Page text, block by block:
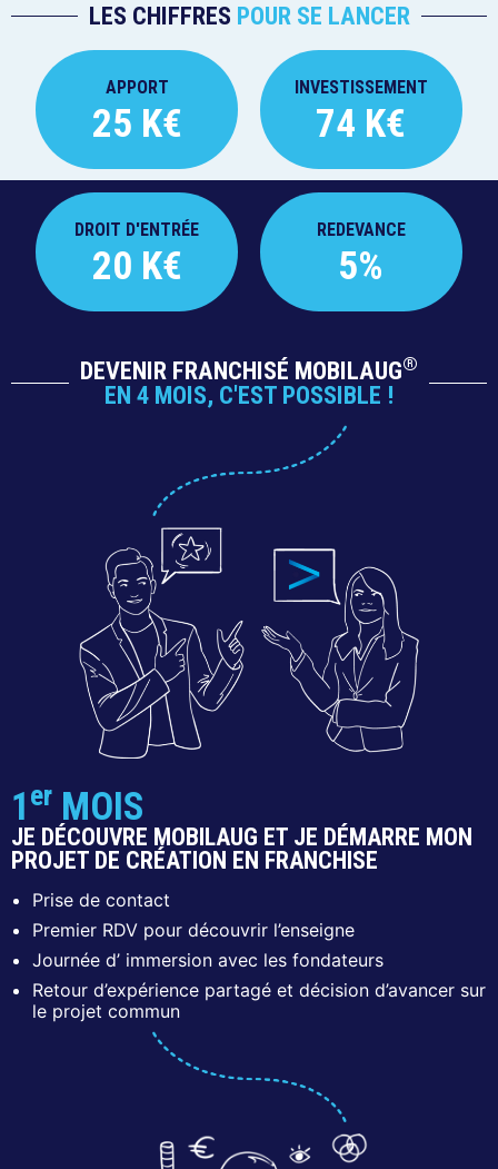
LES CHIFFRES POUR SE LANCER
APPORT
25 K€
INVESTISSEMENT
74 K€
DROIT D'ENTRÉE
20 K€
REDEVANCE
5%
DEVENIR FRANCHISÉ MOBILAUG®
EN 4 MOIS, C'EST POSSIBLE !
1 er MOIS
JE DÉCOUVRE MOBILAUG ET JE DÉMARRE MON
PROJET DE CRÉATION EN FRANCHISE
Prise de contact
Premier RDV pour découvrir l’enseigne
Journée d’ immersion avec les fondateurs
Retour d’expérience partagé et décision d’avancer sur
le projet commun